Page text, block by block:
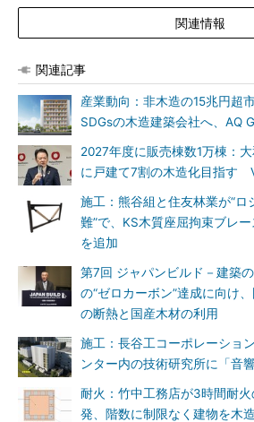
関連情報
関連記事
産業動向：非木造の15兆円超
SDGsの木造建築会社へ、AQ
2027年度に販売棟数1万棟：
に戸建て7割の木造化目指す
施工：熊谷組と住友林業が“ロ
難”で、KS木質座屈拘束ブレ
を追加
第7回 ジャパンビルド－建築
の“ゼロカーボン”達成に向け
の断熱と国産木材の利用
施工：長谷工コーポレーショ
ンター内の技術研究所に「音
耐火：竹中工務店が3時間耐
発、階数に制限なく建物を木